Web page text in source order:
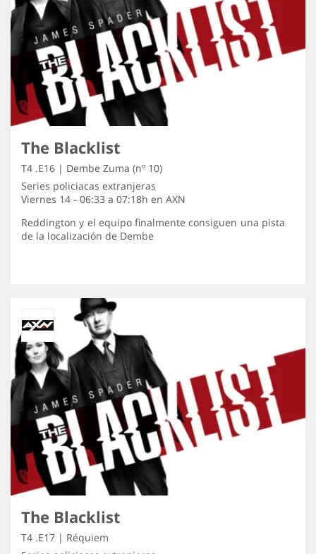
The Blacklist
T4 .E16 | Dembe Zuma (nº 10)
Series policiacas extranjeras
Viernes 14 - 06:33 a 07:18h en AXN
Reddington y el equipo finalmente consiguen una pista
de la localización de Dembe
The Blacklist
T4 .E17 | Réquiem